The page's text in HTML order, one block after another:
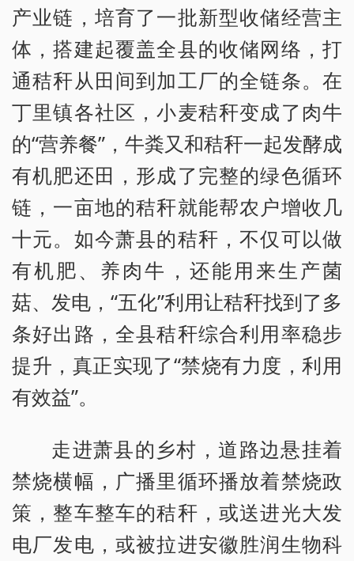
产业链，培育了一批新型收储经营主
体，搭建起覆盖全县的收储网络，打
通秸秆从田间到加工厂的全链条。在
丁里镇各社区，小麦秸秆变成了肉牛
的“营养餐”，牛粪又和秸秆一起发酵成
有机肥还田，形成了完整的绿色循环
链，一亩地的秸秆就能帮农户增收几
十元。如今萧县的秸秆，不仅可以做
有机肥、养肉牛，还能用来生产菌
菇、发电，“五化”利用让秸秆找到了多
条好出路，全县秸秆综合利用率稳步
提升，真正实现了“禁烧有力度，利用
有效益”。
走进萧县的乡村，道路边悬挂着
禁烧横幅，广播里循环播放着禁烧政
策，整车整车的秸秆，或送进光大发
电厂发电，或被拉进安徽胜润生物科